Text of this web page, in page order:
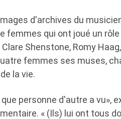
d'archives du
femmes qui ont joué un
Shenstone, Romy
femmes ses muses,
la vie.
personne d'autre a vu»,
« (Ils) lui ont tous